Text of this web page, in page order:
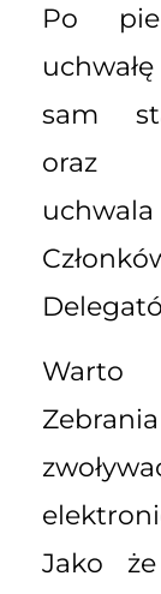
Po
sam
oraz
Warto
Jako